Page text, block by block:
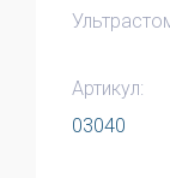
Артикул:
03040